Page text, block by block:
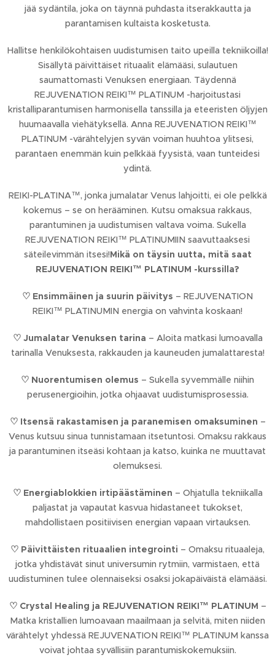
jää sydäntila, joka on täynnä puhdasta itserakkautta ja
parantamisen kultaista kosketusta.
Hallitse henkilökohtaisen uudistumisen taito upeilla tekniikoilla!
Sisällytä päivittäiset rituaalit elämääsi, sulautuen
saumattomasti Venuksen energiaan. Täydennä
REJUVENATION REIKI™ PLATINUM -harjoitustasi
kristalliparantumisen harmonisella tanssilla ja eteeristen öljyjen
huumaavalla viehätyksellä. Anna REJUVENATION REIKI™
PLATINUM -värähtelyjen syvän voiman huuhtoa ylitsesi,
parantaen enemmän kuin pelkkää fyysistä, vaan tunteidesi
ydintä.
REIKI-PLATINA™, jonka jumalatar Venus lahjoitti, ei ole pelkkä
kokemus – se on herääminen. Kutsu omaksua rakkaus,
parantuminen ja uudistumisen valtava voima. Sukella
REJUVENATION REIKI™ PLATINUMIIN saavuttaaksesi
säteilevimmän itsesi!Mikä on täysin uutta, mitä saat
REJUVENATION REIKI™ PLATINUM -kurssilla?
♡ Ensimmäinen ja suurin päivitys – REJUVENATION
REIKI™ PLATINUMIN energia on vahvinta koskaan!
♡ Jumalatar Venuksen tarina – Aloita matkasi lumoavalla
tarinalla Venuksesta, rakkauden ja kauneuden jumalattaresta!
♡ Nuorentumisen olemus – Sukella syvemmälle niihin
perusenergioihin, jotka ohjaavat uudistumisprosessia.
♡Itsensä rakastamisen ja paranemisen omaksuminen –
Venus kutsuu sinua tunnistamaan itsetuntosi. Omaksu rakkaus
ja parantuminen itseäsi kohtaan ja katso, kuinka ne muuttavat
olemuksesi.
♡Energiablokkien irtipäästäminen – Ohjatulla tekniikalla
paljastat ja vapautat kasvua hidastaneet tukokset,
mahdollistaen positiivisen energian vapaan virtauksen.
♡ Päivittäisten rituaalien integrointi – Omaksu rituaaleja,
jotka yhdistävät sinut universumin rytmiin, varmistaen, että
uudistuminen tulee olennaiseksi osaksi jokapäiväistä elämääsi.
♡Crystal Healing ja REJUVENATION REIKI™ PLATINUM –
Matka kristallien lumoavaan maailmaan ja selvitä, miten niiden
värähtelyt yhdessä REJUVENATION REIKI™ PLATINUM kanssa
voivat johtaa syvällisiin parantumiskokemuksiin.